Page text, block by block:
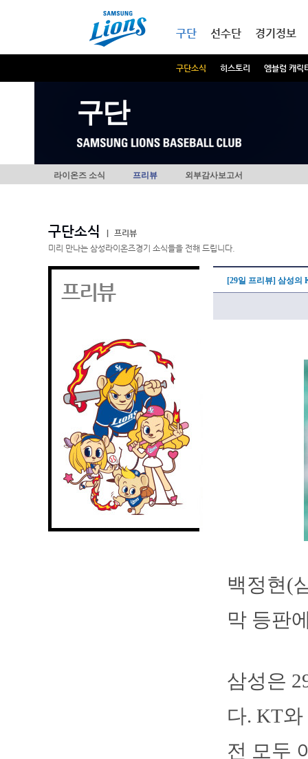
구단
구단소식 히스토리 엠블럼 캐릭
선수단 경기정보
구단
라이온즈 소식 프리뷰 외부감사보고서
구단소식
프리뷰
미리 만나는 삼성라이온즈경기 소식들을 전해 드립니다.
프리뷰 [29일 프리뷰] 삼성의
백정현(
막 등판
삼성은
다. KT
전 모두